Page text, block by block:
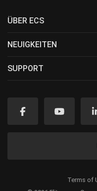
ÜBER ECS
NEUIGKEITEN
SUPPORT
Terms of